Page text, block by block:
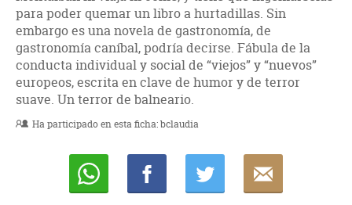
para poder quemar un libro a hurtadillas. Sin
embargo es una novela de gastronomía, de
gastronomía caníbal, podría decirse. Fábula de la
conducta individual y social de “viejos” y “nuevos”
europeos, escrita en clave de humor y de terror
suave. Un terror de balneario.
Ha participado en esta ficha:bclaudia